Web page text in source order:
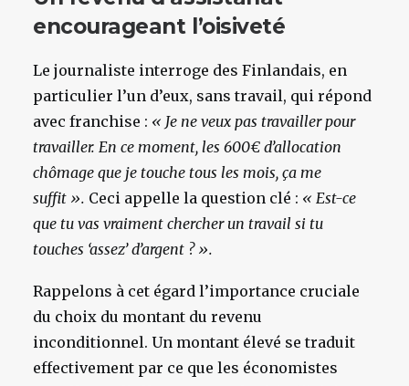
encourageant l’oisiveté
Le journaliste interroge des Finlandais, en
particulier l’un d’eux, sans travail, qui répond
avec franchise : « Je ne veux pas travailler pour
travailler. En ce moment, les 600€ d’allocation
chômage que je touche tous les mois, ça me
suffit ». Ceci appelle la question clé : « Est-ce
que tu vas vraiment chercher un travail si tu
touches ‘assez’ d’argent ? ».
Rappelons à cet égard l’importance cruciale
du choix du montant du revenu
inconditionnel. Un montant élevé se traduit
effectivement par ce que les économistes